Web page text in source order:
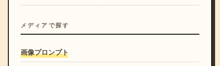
メディアで探す
画像プロンプト